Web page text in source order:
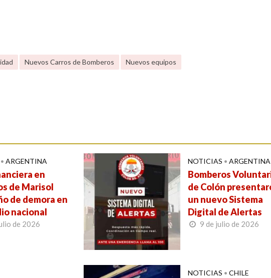
Nuevos Carros de Bomberos Nuevos equipos
• ARGENTINA
en
de Marisol
de demora en
nacional
de 2026
NOTICIAS • ARGENTINA
Bomberos
de Colón
un nuevo Sistema
Digital de Alertas
9 de julio de 2026
NOTICIAS • CHILE